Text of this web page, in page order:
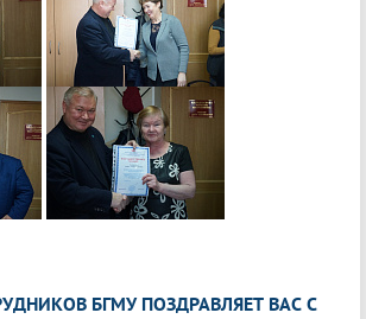
БГМУ ПОЗДРАВЛЯЕТ ВАС С